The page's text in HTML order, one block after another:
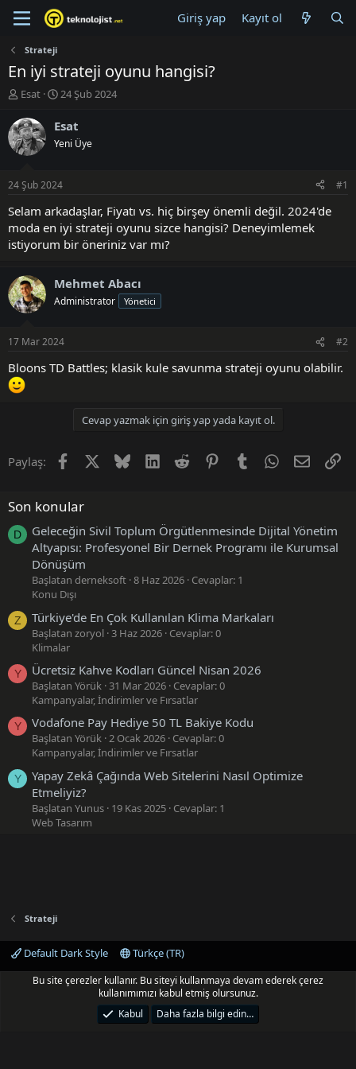
Giriş yap Kayıt ol
Strateji
En iyi strateji oyunu hangisi?
K
n
u
y
B
a
ş
a
t
n
Esat
B
ş
a
g
ı
ç
t
a
h
24 Şub 2024
Esat
Yeni Üye
24 Şub 2024 #1
Selam arkadaşlar, Fiyatı vs. hiç birşey önemli değil. 2024'de
moda en iyi strateji oyunu sizce hangisi? Deneyimlemek
istiyorum bir öneriniz var mı?
Mehmet Abacı
Administrator Yönetici
17 Mar 2024 #2
Bloons TD Battles; klasik kule savunma strateji oyunu olabilir.
Cevap yazmak için giriş yap yada kayıt ol.
Paylaş: FacebookX (Twitter)
BlueskyLinkedInReddit PinterestTumblr WhatsApp
E-posta
Son konular
D
Geleceğin Sivil Toplum Örgütlenmesinde Dijital Yönetim
Altyapısı: Profesyonel Bir Dernek Programı ile Kurumsal
Dönüşüm
Başlatan derneksoft 8 Haz 2026 Cevaplar: 1
Konu Dışı
Z Türkiye'de En Çok Kullanılan Klima Markaları
Başlatan zoryol 3 Haz 2026 Cevaplar: 0
Klimalar
Y Ücretsiz Kahve Kodları Güncel Nisan 2026
Başlatan Yörük 31 Mar 2026 Cevaplar: 0
Kampanyalar, İndirimler ve Fırsatlar
Y Vodafone Pay Hediye 50 TL Bakiye Kodu
Başlatan Yörük 2 Ocak 2026 Cevaplar: 0
Kampanyalar, İndirimler ve Fırsatlar
Y
Yapay Zekâ Çağında Web Sitelerini Nasıl Optimize
Etmeliyiz?
Başlatan Yunus 19 Kas 2025 Cevaplar: 1
Web Tasarım
Strateji
Default Dark Style
Türkçe (TR)
Bize ulaşın
Şartlar ve kurallar Gizlilik politikası
Yardım
Community platform by XenForo © 2010-2025 XenForo Ltd.
Bu site çerezler kullanır. Bu siteyi kullanmaya devam ederek çerez
kullanımımızı kabul etmiş olursunuz.
Kabul
Daha fazla bilgi edin…